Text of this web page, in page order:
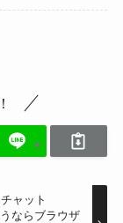
ャット
ならブラウザ